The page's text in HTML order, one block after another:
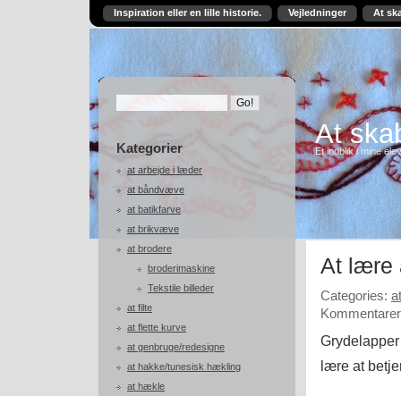
Inspiration eller en lille historie. Vejledninger At
Kategorier
at arbejde i læder
at båndvæve
at batikfarve
at brikvæve
at brodere
broderimaskine
Tekstile billeder
at filte
at flette kurve
at genbruge/redesigne
at hakke/tunesisk hækling
at hækle
At
Et indblik i mine
At lære
Categories:
lære at